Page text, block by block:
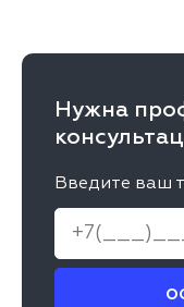
Нужна
Введите ваш